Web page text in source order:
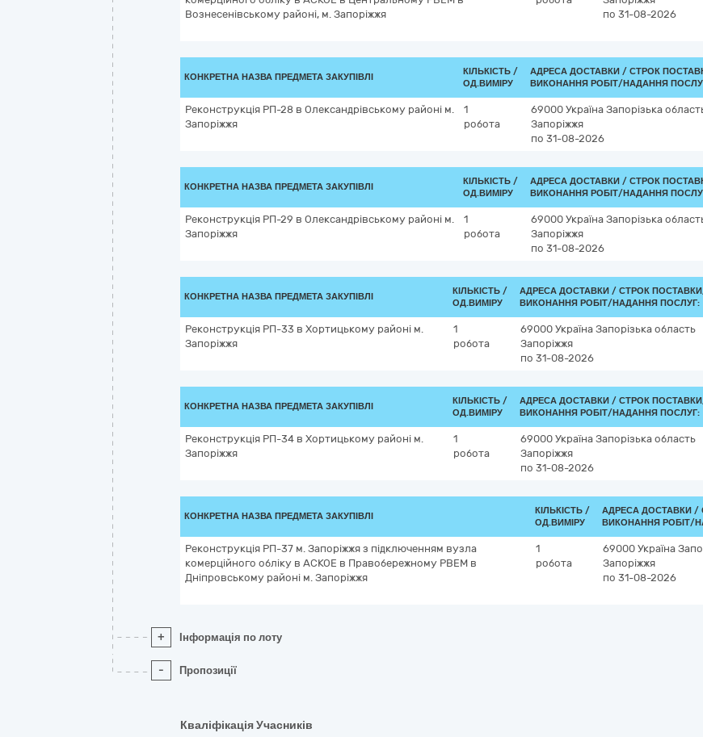
Вознесенівському районі, м. Запоріжжя
по 31-08-2026
КОНКРЕТНА НАЗВА ПРЕДМЕТА ЗАКУПІВЛІ
КІЛЬКІСТЬ /
ОД.ВИМІРУ
АДРЕСА ДОСТАВКИ / СТРОК
ВИКОНАННЯ РОБІТ/НАДАННЯ
Реконструкція РП-28 в Олександрівському районі м.
Запоріжжя
1
робота
69000 Україна Запорізька
Запоріжжя
по 31-08-2026
КОНКРЕТНА НАЗВА ПРЕДМЕТА ЗАКУПІВЛІ
КІЛЬКІСТЬ /
ОД.ВИМІРУ
АДРЕСА ДОСТАВКИ / СТРОК
ВИКОНАННЯ РОБІТ/НАДАННЯ
Реконструкція РП-29 в Олександрівському районі м.
Запоріжжя
1
робота
69000 Україна Запорізька
Запоріжжя
по 31-08-2026
КОНКРЕТНА НАЗВА ПРЕДМЕТА ЗАКУПІВЛІ
КІЛЬКІСТЬ /
ОД.ВИМІРУ
АДРЕСА ДОСТАВКИ / СТРОК
ВИКОНАННЯ РОБІТ/НАДАННЯ ПОСЛУГ:
Реконструкція РП-33 в Хортицькому районі м.
Запоріжжя
1
робота
69000 Україна Запорізька область
Запоріжжя
по 31-08-2026
КОНКРЕТНА НАЗВА ПРЕДМЕТА ЗАКУПІВЛІ
КІЛЬКІСТЬ /
ОД.ВИМІРУ
АДРЕСА ДОСТАВКИ / СТРОК
ВИКОНАННЯ РОБІТ/НАДАННЯ ПОСЛУГ:
Реконструкція РП-34 в Хортицькому районі м.
Запоріжжя
1
робота
69000 Україна Запорізька область
Запоріжжя
по 31-08-2026
КОНКРЕТНА НАЗВА ПРЕДМЕТА ЗАКУПІВЛІ
КІЛЬКІСТЬ /
ОД.ВИМІРУ
АДРЕСА ДОСТАВКИ /
ВИКОНАННЯ РОБІТ/
Реконструкція РП-37 м. Запоріжжя з підключенням вузла
комерційного обліку в АСКОЕ в Правобережному РВЕМ в
Дніпровському районі м. Запоріжжя
1
робота
69000 Україна
Запоріжжя
по 31-08-2026
+ Інформація по лоту
- Пропозиції
Кваліфікація Учасників